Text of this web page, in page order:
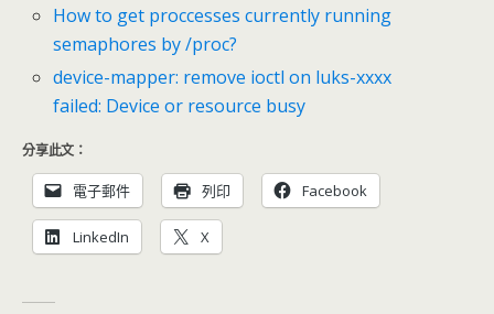
How to get proccesses currently running
semaphores by /proc?
device-mapper: remove ioctl on luks-xxxx
failed: Device or resource busy
分享此文：
電子郵件 列印 Facebook
LinkedIn X